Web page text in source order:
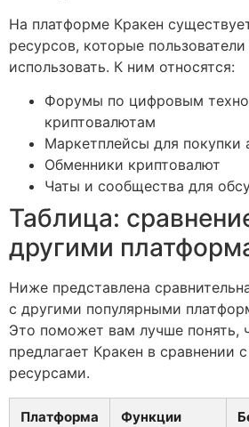
На платформе Кракен
ресурсов, которые
использовать. К ним относятся:
Форумы по цифровым
криптовалютам
Маркетплейсы для покупки
Обменники криптовалют
Чаты и сообщества для
Таблица:
другими
Ниже представлена
с другими популярными
Это поможет вам лучше понять,
предлагает Кракен в сравнении
ресурсами.
Платформа Функции